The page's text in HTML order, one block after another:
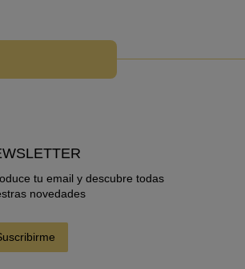
tu email y descubre todas
novedades